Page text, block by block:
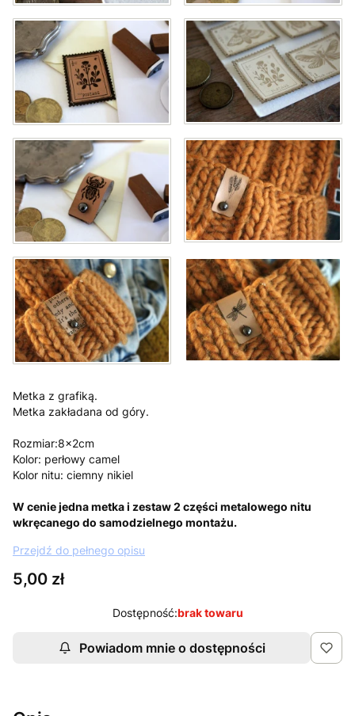
Metka z grafiką.
Metka zakładana od góry.
Rozmiar:8x2cm
Kolor: perłowy camel
Kolor nitu: ciemny nikiel
W cenie jedna metka i zestaw 2 części metalowego nitu
wkręcanego do samodzielnego montażu.
Przejdź do pełnego opisu
Cena
5,00 zł
Dostępność:brak towaru
Powiadom mnie o dostępności